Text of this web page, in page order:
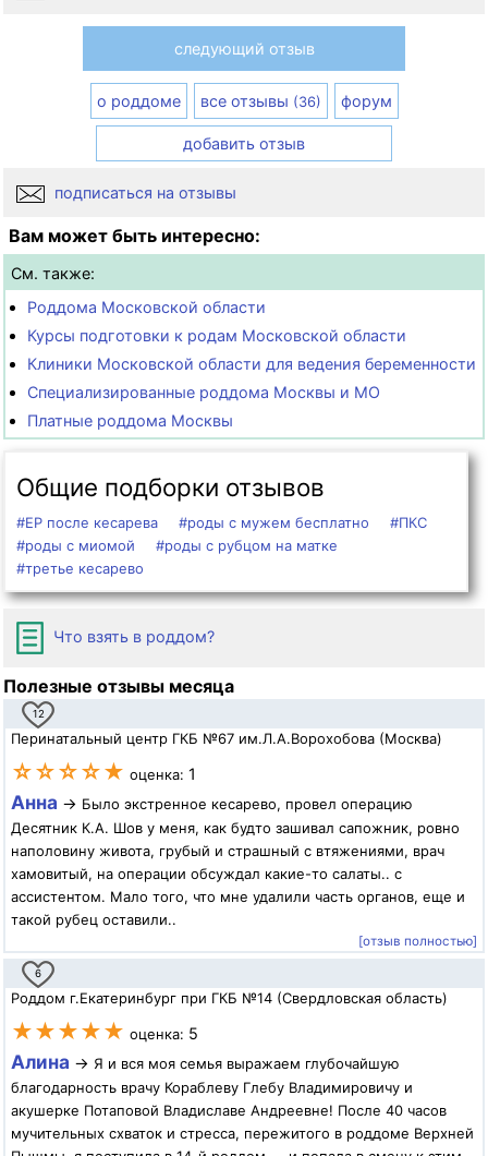
следующий отзыв
о роддоме все отзывы (36) форум
добавить отзыв
подписаться на отзывы
Вам может быть интересно:
См. также:
Роддома Московской области
Курсы подготовки к родам Московской области
Клиники Московской области для ведения беременности
Специализированные роддома Москвы и МО
Платные роддома Москвы
Общие подборки отзывов
#ЕР после кесарева #роды с мужем бесплатно
#ПКС
#роды с миомой
#роды с рубцом на матке
#третье кесарево
Что взять в роддом?
Полезные отзывы месяца
12
Перинатальный центр ГКБ №67 им.Л.А.Ворохобова (Москва)
☆☆☆☆★ оценка: 1
Анна → Было экстренное кесарево, провел операцию
Десятник К.А. Шов у меня, как будто зашивал сапожник, ровно
наполовину живота, грубый и страшный с втяжениями, врач
хамовитый, на операции обсуждал какие-то салаты.. с
ассистентом. Мало того, что мне удалили часть органов, еще и
такой рубец оставили..
[отзыв полностью]
6
Роддом г.Екатеринбург при ГКБ №14 (Свердловская область)
★★★★★ оценка: 5
Алина → Я и вся моя семья выражаем глубочайшую
благодарность врачу Кораблеву Глебу Владимировичу и
акушерке Потаповой Владиславе Андреевне! После 40 часов
мучительных схваток и стресса, пережитого в роддоме Верхней